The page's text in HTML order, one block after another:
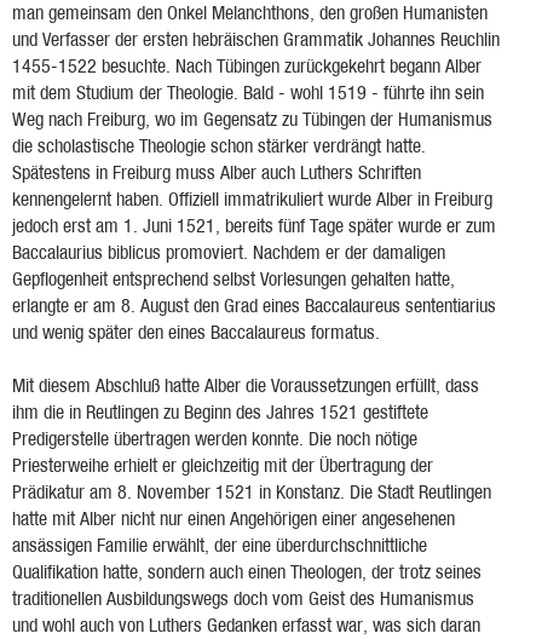
man gemeinsam den Onkel Melanchthons, den großen Humanisten
und Verfasser der ersten hebräischen Grammatik Johannes Reuchlin
1455-1522 besuchte. Nach Tübingen zurückgekehrt begann Alber
mit dem Studium der Theologie. Bald - wohl 1519 - führte ihn sein
Weg nach Freiburg, wo im Gegensatz zu Tübingen der Humanismus
die scholastische Theologie schon stärker verdrängt hatte.
Spätestens in Freiburg muss Alber auch Luthers Schriften
kennengelernt haben. Offiziell immatrikuliert wurde Alber in Freiburg
jedoch erst am 1. Juni 1521, bereits fünf Tage später wurde er zum
Baccalaurius biblicus promoviert. Nachdem er der damaligen
Gepflogenheit entsprechend selbst Vorlesungen gehalten hatte,
erlangte er am 8. August den Grad eines Baccalaureus sententiarius
und wenig später den eines Baccalaureus formatus.
Mit diesem Abschluß hatte Alber die Voraussetzungen erfüllt, dass
ihm die in Reutlingen zu Beginn des Jahres 1521 gestiftete
Predigerstelle übertragen werden konnte. Die noch nötige
Priesterweihe erhielt er gleichzeitig mit der Übertragung der
Prädikatur am 8. November 1521 in Konstanz. Die Stadt Reutlingen
hatte mit Alber nicht nur einen Angehörigen einer angesehenen
ansässigen Familie erwählt, der eine überdurchschnittliche
Qualifikation hatte, sondern auch einen Theologen, der trotz seines
traditionellen Ausbildungswegs doch vom Geist des Humanismus
und wohl auch von Luthers Gedanken erfasst war, was sich daran